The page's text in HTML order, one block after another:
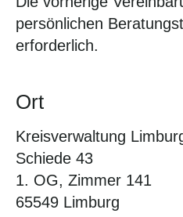
persönlichen
erforderlich.
Ort
Kreisverwaltung
Schiede 43
1. OG, Zimmer 141
65549 Limburg